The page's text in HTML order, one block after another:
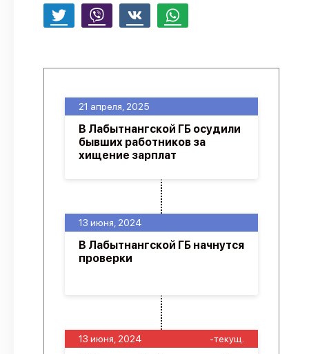
13 июня, 2024 -текущ.
13 июня, 2024
В Лабытнангской ГБ начнутся
проверки
21 апреля, 2025
В Лабытнангской ГБ осудили
бывших работников за
хищение зарплат